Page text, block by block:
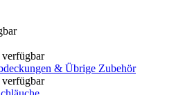
& Übrige Zubehör